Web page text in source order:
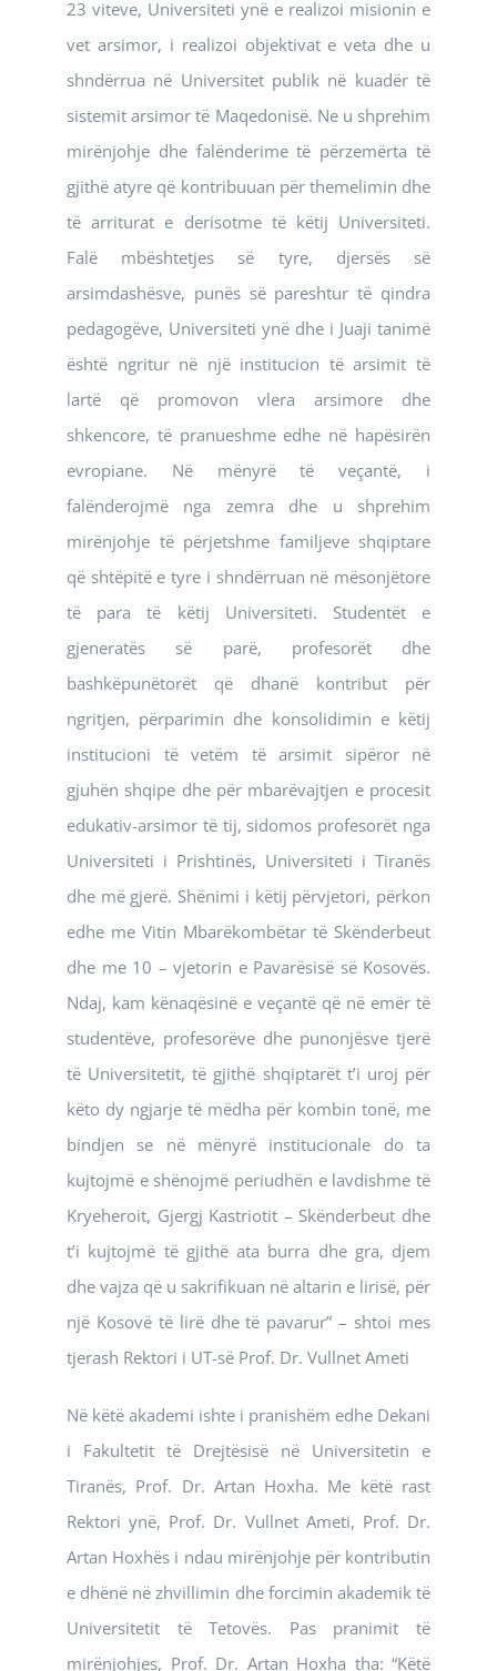
23 viteve, Universiteti ynë e realizoi misionin e
vet arsimor, i realizoi objektivat e veta dhe u
shndërrua në Universitet publik në kuadër të
sistemit arsimor të Maqedonisë. Ne u shprehim
mirënjohje dhe falënderime të përzemërta të
gjithë atyre që kontribuuan për themelimin dhe
të arriturat e derisotme të këtij Universiteti.
Falë mbështetjes së tyre, djersës së
arsimdashësve, punës së pareshtur të qindra
pedagogëve, Universiteti ynë dhe i Juaji tanimë
është ngritur në një institucion të arsimit të
lartë që promovon vlera arsimore dhe
shkencore, të pranueshme edhe në hapësirën
evropiane. Në mënyrë të veçantë, i
falënderojmë nga zemra dhe u shprehim
mirënjohje të përjetshme familjeve shqiptare
që shtëpitë e tyre i shndërruan në mësonjëtore
të para të këtij Universiteti. Studentët e
gjeneratës së parë, profesorët dhe
bashkëpunëtorët që dhanë kontribut për
ngritjen, përparimin dhe konsolidimin e këtij
institucioni të vetëm të arsimit sipëror në
gjuhën shqipe dhe për mbarëvajtjen e procesit
edukativ-arsimor të tij, sidomos profesorët nga
Universiteti i Prishtinës, Universiteti i Tiranës
dhe më gjerë. Shënimi i këtij përvjetori, përkon
edhe me Vitin Mbarëkombëtar të Skënderbeut
dhe me 10 – vjetorin e Pavarësisë së Kosovës.
Ndaj, kam kënaqësinë e veçantë që në emër të
studentëve, profesorëve dhe punonjësve tjerë
të Universitetit, të gjithë shqiptarët t’i uroj për
këto dy ngjarje të mëdha për kombin tonë, me
bindjen se në mënyrë institucionale do ta
kujtojmë e shënojmë periudhën e lavdishme të
Kryeheroit, Gjergj Kastriotit – Skënderbeut dhe
t’i kujtojmë të gjithë ata burra dhe gra, djem
dhe vajza që u sakrifikuan në altarin e lirisë, për
një Kosovë të lirë dhe të pavarur” – shtoi mes
tjerash Rektori i UT-së Prof. Dr. Vullnet Ameti
Në këtë akademi ishte i pranishëm edhe Dekani
i Fakultetit të Drejtësisë në Universitetin e
Tiranës, Prof. Dr. Artan Hoxha. Me këtë rast
Rektori ynë, Prof. Dr. Vullnet Ameti, Prof. Dr.
Artan Hoxhës i ndau mirënjohje për kontributin
e dhënë në zhvillimin dhe forcimin akademik të
Universitetit të Tetovës. Pas pranimit të
mirënjohjes, Prof. Dr. Artan Hoxha tha: “Këtë